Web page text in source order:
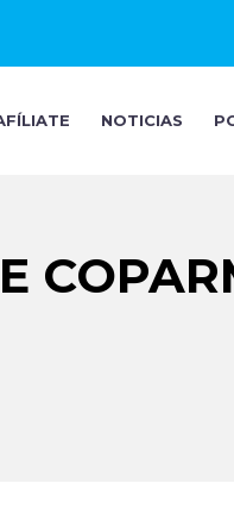
NOTICIAS